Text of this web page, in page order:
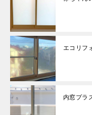
エコリフ
内窓プラ